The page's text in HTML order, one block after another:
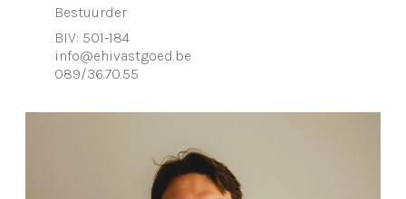
Bestuurder
BIV: 501-184
info@ehivastgoed.be
089/36.70.55